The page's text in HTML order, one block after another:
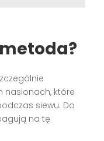
nasionach, które
siewu. Do
na tę